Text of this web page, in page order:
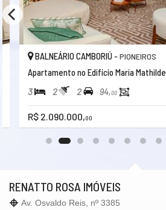
BALNEÁRIO CAMBORIÚ -PIONEIROS
Apartamento no Edifício Maria Mathilde
3 2 2 94,00
R$ 2.090.000,00
RENATTO ROSA IMÓVEIS
Av. Osvaldo Reis, nº 3385